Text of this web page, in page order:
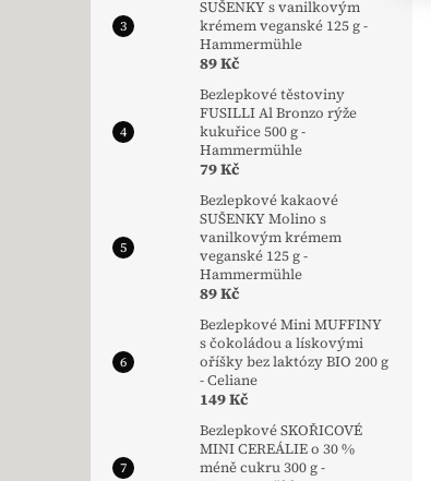
SUŠENKY s vanilkovým
krémem veganské 125 g -
Hammermühle
89 Kč
Bezlepkové těstoviny
FUSILLI Al Bronzo rýže
kukuřice 500 g -
Hammermühle
79 Kč
Bezlepkové kakaové
SUŠENKY Molino s
vanilkovým krémem
veganské 125 g -
Hammermühle
89 Kč
Bezlepkové Mini MUFFINY
s čokoládou a lískovými
oříšky bez laktózy BIO 200 g
- Celiane
149 Kč
Bezlepkové SKOŘICOVÉ
MINI CEREÁLIE o 30 %
méně cukru 300 g -